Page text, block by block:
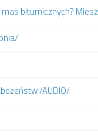
bitumicznych?
/AUDIO/